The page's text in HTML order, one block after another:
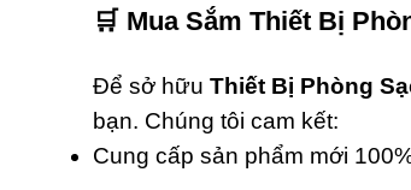
🛒 Mua Sắm Thiết Bị
Để sở hữu Thiết Bị Phòng
bạn. Chúng tôi cam kết:
Cung cấp sản phẩm mới